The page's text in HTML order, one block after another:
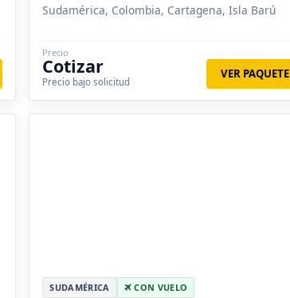
Sudamérica, Colombia, Cartagena, Isla Barú
Precio
Cotizar
Precio bajo solicitud
VER PAQUETE
SUDAMÉRICA CON VUELO